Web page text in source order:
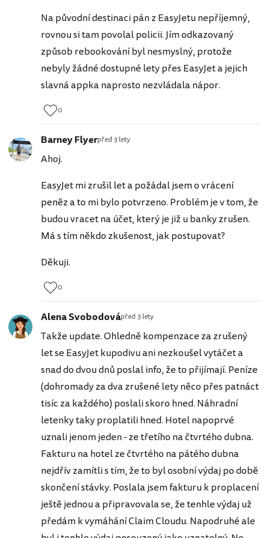
Na původní destinaci pán z EasyJetu nepříjemný,
rovnou si tam povolal policii. Jím odkazovaný
způsob rebookování byl nesmyslný, protože
nebyly žádné dostupné lety přes EasyJet a jejich
slavná appka naprosto nezvládala nápor.
0
Barney Flyerpřed 3 lety
Ahoj.
EasyJet mi zrušil let a požádal jsem o vrácení
peněz a to mi bylo potvrzeno. Problém je v tom, že
budou vracet na účet, který je již u banky zrušen.
Má s tím někdo zkušenost, jak postupovat?
Děkuji.
0
Alena Svobodovápřed 3 lety
Takže update. Ohledně kompenzace za zrušený
let se EasyJet kupodivu ani nezkoušel vytáčet a
snad do dvou dnů poslal info, že to přijímají. Peníze
(dohromady za dva zrušené lety něco přes patnáct
tisíc za každého) poslali skoro hned. Náhradní
letenky taky proplatili hned. Hotel napoprvé
uznali jenom jeden - ze třetího na čtvrtého dubna.
Fakturu na hotel ze čtvrtého na pátého dubna
nejdřív zamítli s tím, že to byl osobní výdaj po době
skončení stávky. Poslala jsem fakturu k proplacení
ještě jednou a připravovala se, že tenhle výdaj už
předám k vymáhání Claim Cloudu. Napodruhé ale